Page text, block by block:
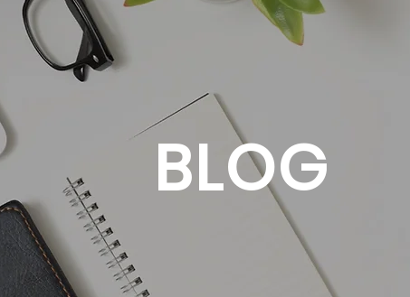
BLOG